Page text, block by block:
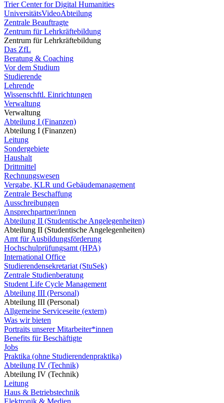
Trier Center for Digital Humanities
UniversitätsVideoAbteilung
Zentrale Beauftragte
Zentrum für Lehrkräftebildung
Zentrum für Lehrkräftebildung
Das ZfL
Beratung & Coaching
Vor dem Studium
Studierende
Lehrende
Wissenschftl. Einrichtungen
Verwaltung
Verwaltung
Abteilung I (Finanzen)
Abteilung I (Finanzen)
Leitung
Sondergebiete
Haushalt
Drittmittel
Rechnungswesen
Vergabe, KLR und Gebäudemanagement
Zentrale Beschaffung
Ausschreibungen
Ansprechpartner/innen
Abteilung II (Studentische Angelegenheiten)
Abteilung II (Studentische Angelegenheiten)
Amt für Ausbildungsförderung
Hochschulprüfungsamt (HPA)
International Office
Studierendensekretariat (StuSek)
Zentrale Studienberatung
Student Life Cycle Management
Abteilung III (Personal)
Abteilung III (Personal)
Allgemeine Serviceseite (extern)
Was wir bieten
Portraits unserer Mitarbeiter*innen
Benefits für Beschäftigte
Jobs
Praktika (ohne Studierendenpraktika)
Abteilung IV (Technik)
Abteilung IV (Technik)
Leitung
Haus & Betriebstechnik
Elektronik & Medien